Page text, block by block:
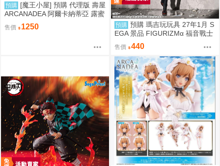
預購 [魔王小屋] 預購 代理版 壽屋
ARCANADEA 阿爾卡納蒂亞 露蜜
提雅 First Engage Ver. 組裝模型
特典版
售價 1250 預購 預購 瑪吉玩玩具 27年1月 S
EGA 景品 FIGURIZMα 福音戰士
新劇場版 綾波零插入栓戰鬥服Ve
r.
售價 440